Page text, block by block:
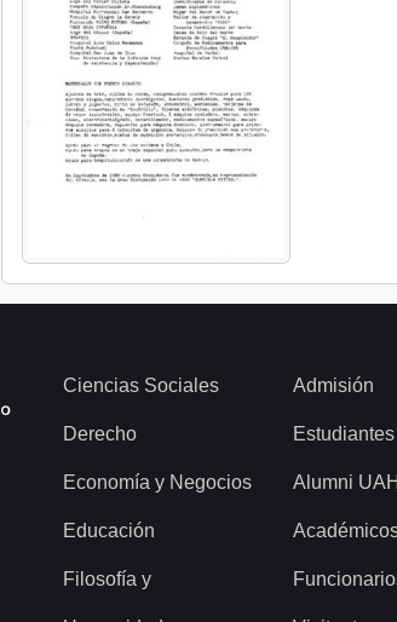
Ciencias Sociales
Derecho
Economía y Negocios
Educación
Filosofía y
Admisión
Estudiantes
Alumni UAH